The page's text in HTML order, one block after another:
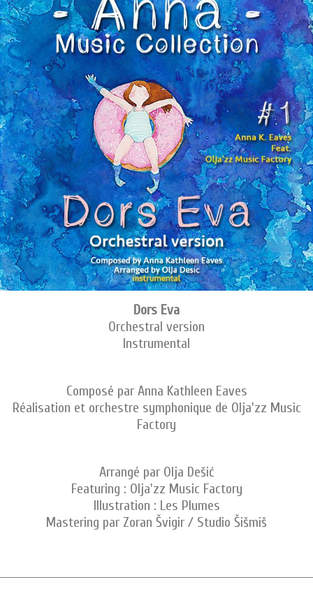
Dors Eva
Orchestral version
Instrumental
Composé par Anna Kathleen Eaves
Réalisation et orchestre symphonique de Olja'zz Music
Factory
Arrangé par Olja Dešić
Featuring : Olja'zz Music Factory
Illustration : Les Plumes
Mastering par Zoran Švigir / Studio Šišmiš